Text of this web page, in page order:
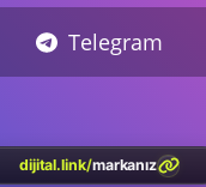
Telegram
dijital.link/markanız